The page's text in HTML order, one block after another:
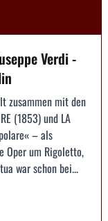
Verdi -
zusammen mit den
(1853) und LA
– als
Oper um Rigoletto,
war schon bei...